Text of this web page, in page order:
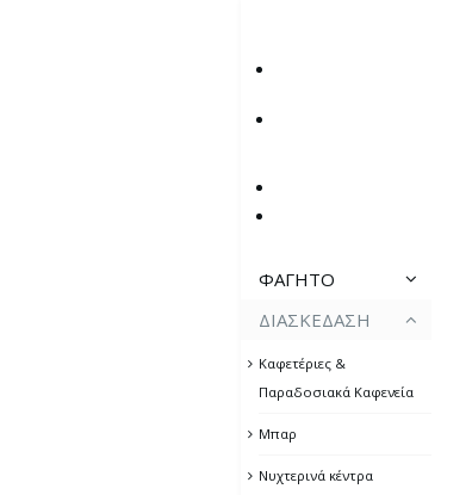
ΦΑΓΗΤΟ
Πρωινό, Σνακ & Φούρνοι
Εστιατόρια & Ταβέρνες
Παραδοσιακά προϊόντα
ΔΙΑΣΚΕΔΑΣΗ
Καφετέριες &
Παραδοσιακά Καφενεία
Μπαρ
Νυχτερινά κέντρα